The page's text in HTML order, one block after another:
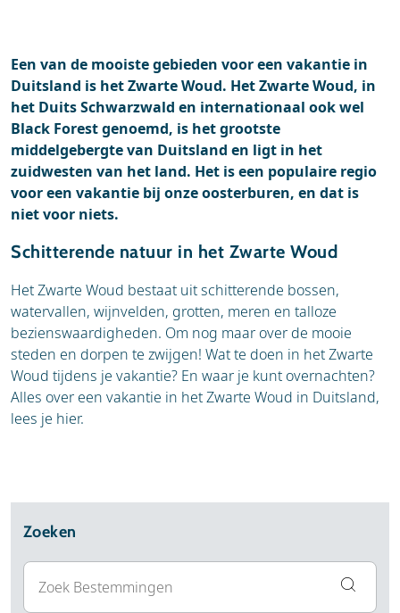
Een van de mooiste gebieden voor een vakantie in
Duitsland is het Zwarte Woud. Het Zwarte Woud, in
het Duits Schwarzwald en internationaal ook wel
Black Forest genoemd, is het grootste
middelgebergte van Duitsland en ligt in het
zuidwesten van het land. Het is een populaire regio
voor een vakantie bij onze oosterburen, en dat is
niet voor niets.
Schitterende natuur in het Zwarte Woud
Het Zwarte Woud bestaat uit schitterende bossen,
watervallen, wijnvelden, grotten, meren en talloze
bezienswaardigheden. Om nog maar over de mooie
steden en dorpen te zwijgen! Wat te doen in het Zwarte
Woud tijdens je vakantie? En waar je kunt overnachten?
Alles over een vakantie in het Zwarte Woud in Duitsland,
lees je hier.
Zoeken